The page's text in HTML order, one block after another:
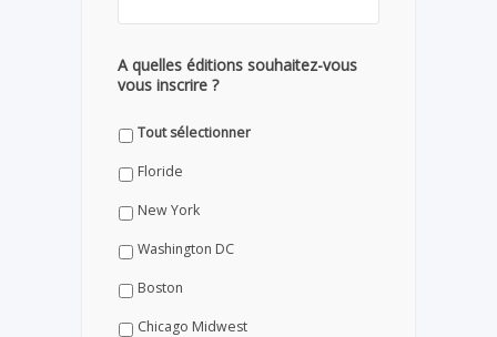
A quelles éditions souhaitez-vous
vous inscrire ?
Tout sélectionner
Floride
New York
Washington DC
Boston
Chicago Midwest